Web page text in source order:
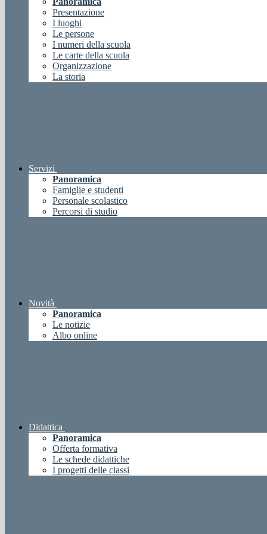
Presentazione
I luoghi
Le persone
I numeri della scuola
Le carte della scuola
Organizzazione
La storia
Servizi
Panoramica
Famiglie e studenti
Personale scolastico
Percorsi di studio
Novità
Panoramica
Le notizie
Albo online
Didattica
Panoramica
Offerta formativa
Le schede didattiche
I progetti delle classi